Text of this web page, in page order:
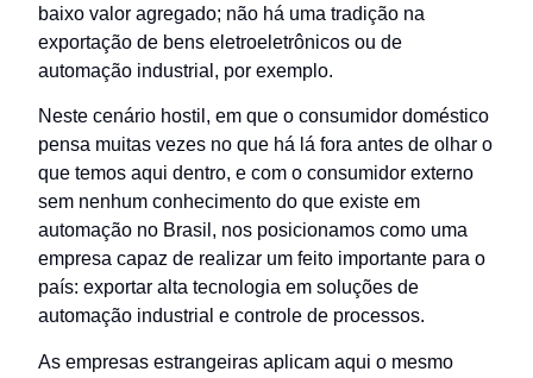
baixo valor agregado; não há uma tradição na
exportação de bens eletroeletrônicos ou de
automação industrial, por exemplo.
Neste cenário hostil, em que o consumidor doméstico
pensa muitas vezes no que há lá fora antes de olhar o
que temos aqui dentro, e com o consumidor externo
sem nenhum conhecimento do que existe em
automação no Brasil, nos posicionamos como uma
empresa capaz de realizar um feito importante para o
país: exportar alta tecnologia em soluções de
automação industrial e controle de processos.
As empresas estrangeiras aplicam aqui o mesmo